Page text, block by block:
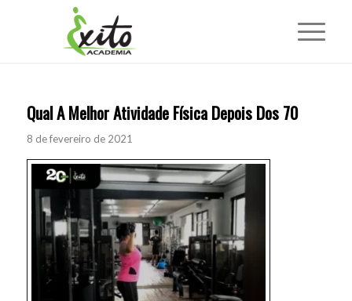
Qual A Melhor Atividade Física Depois Dos 70
8 de fevereiro de 2021